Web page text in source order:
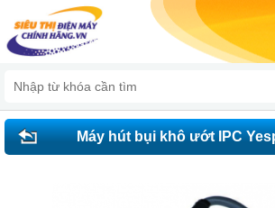
Máy hút bụi khô ướt IPC